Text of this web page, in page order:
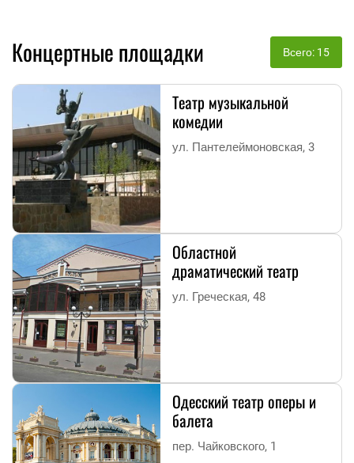
Концертные площадки Всего: 15
Театр музыкальной
комедии
ул. Пантелеймоновская, 3
Областной
драматический театр
ул. Греческая, 48
Одесский театр оперы и
балета
пер. Чайковского, 1